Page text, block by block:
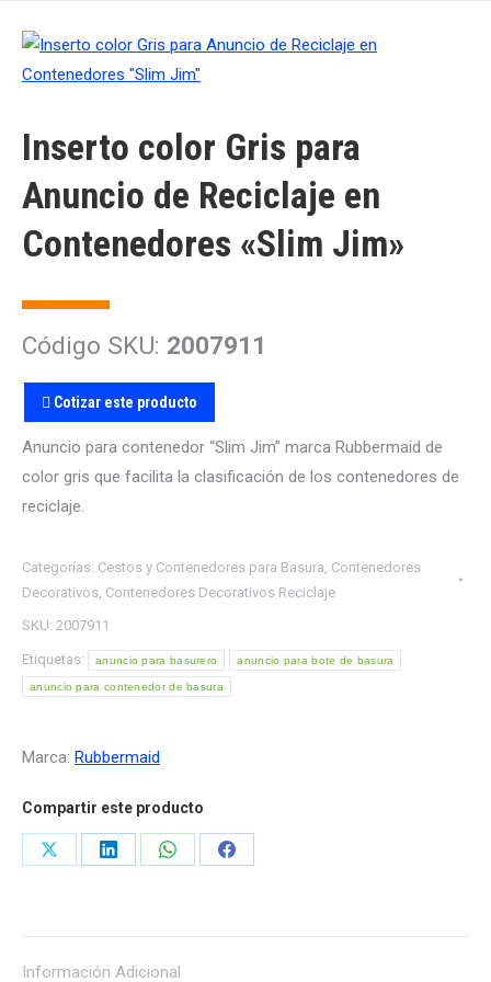
Inserto color Gris para
Anuncio de Reciclaje en
Contenedores «Slim Jim»
Código SKU: 2007911
Cotizar este producto
Anuncio para contenedor “Slim Jim” marca Rubbermaid de
color gris que facilita la clasificación de los contenedores de
reciclaje.
Categorías: Cestos y Contenedores para Basura, Contenedores
Decorativos, Contenedores Decorativos Reciclaje
SKU: 2007911
Etiquetas: anuncio para basurero anuncio para bote de basura
anuncio para contenedor de basura
Marca: Rubbermaid
Compartir este producto
Share
Share
Share
Share
Información Adicional